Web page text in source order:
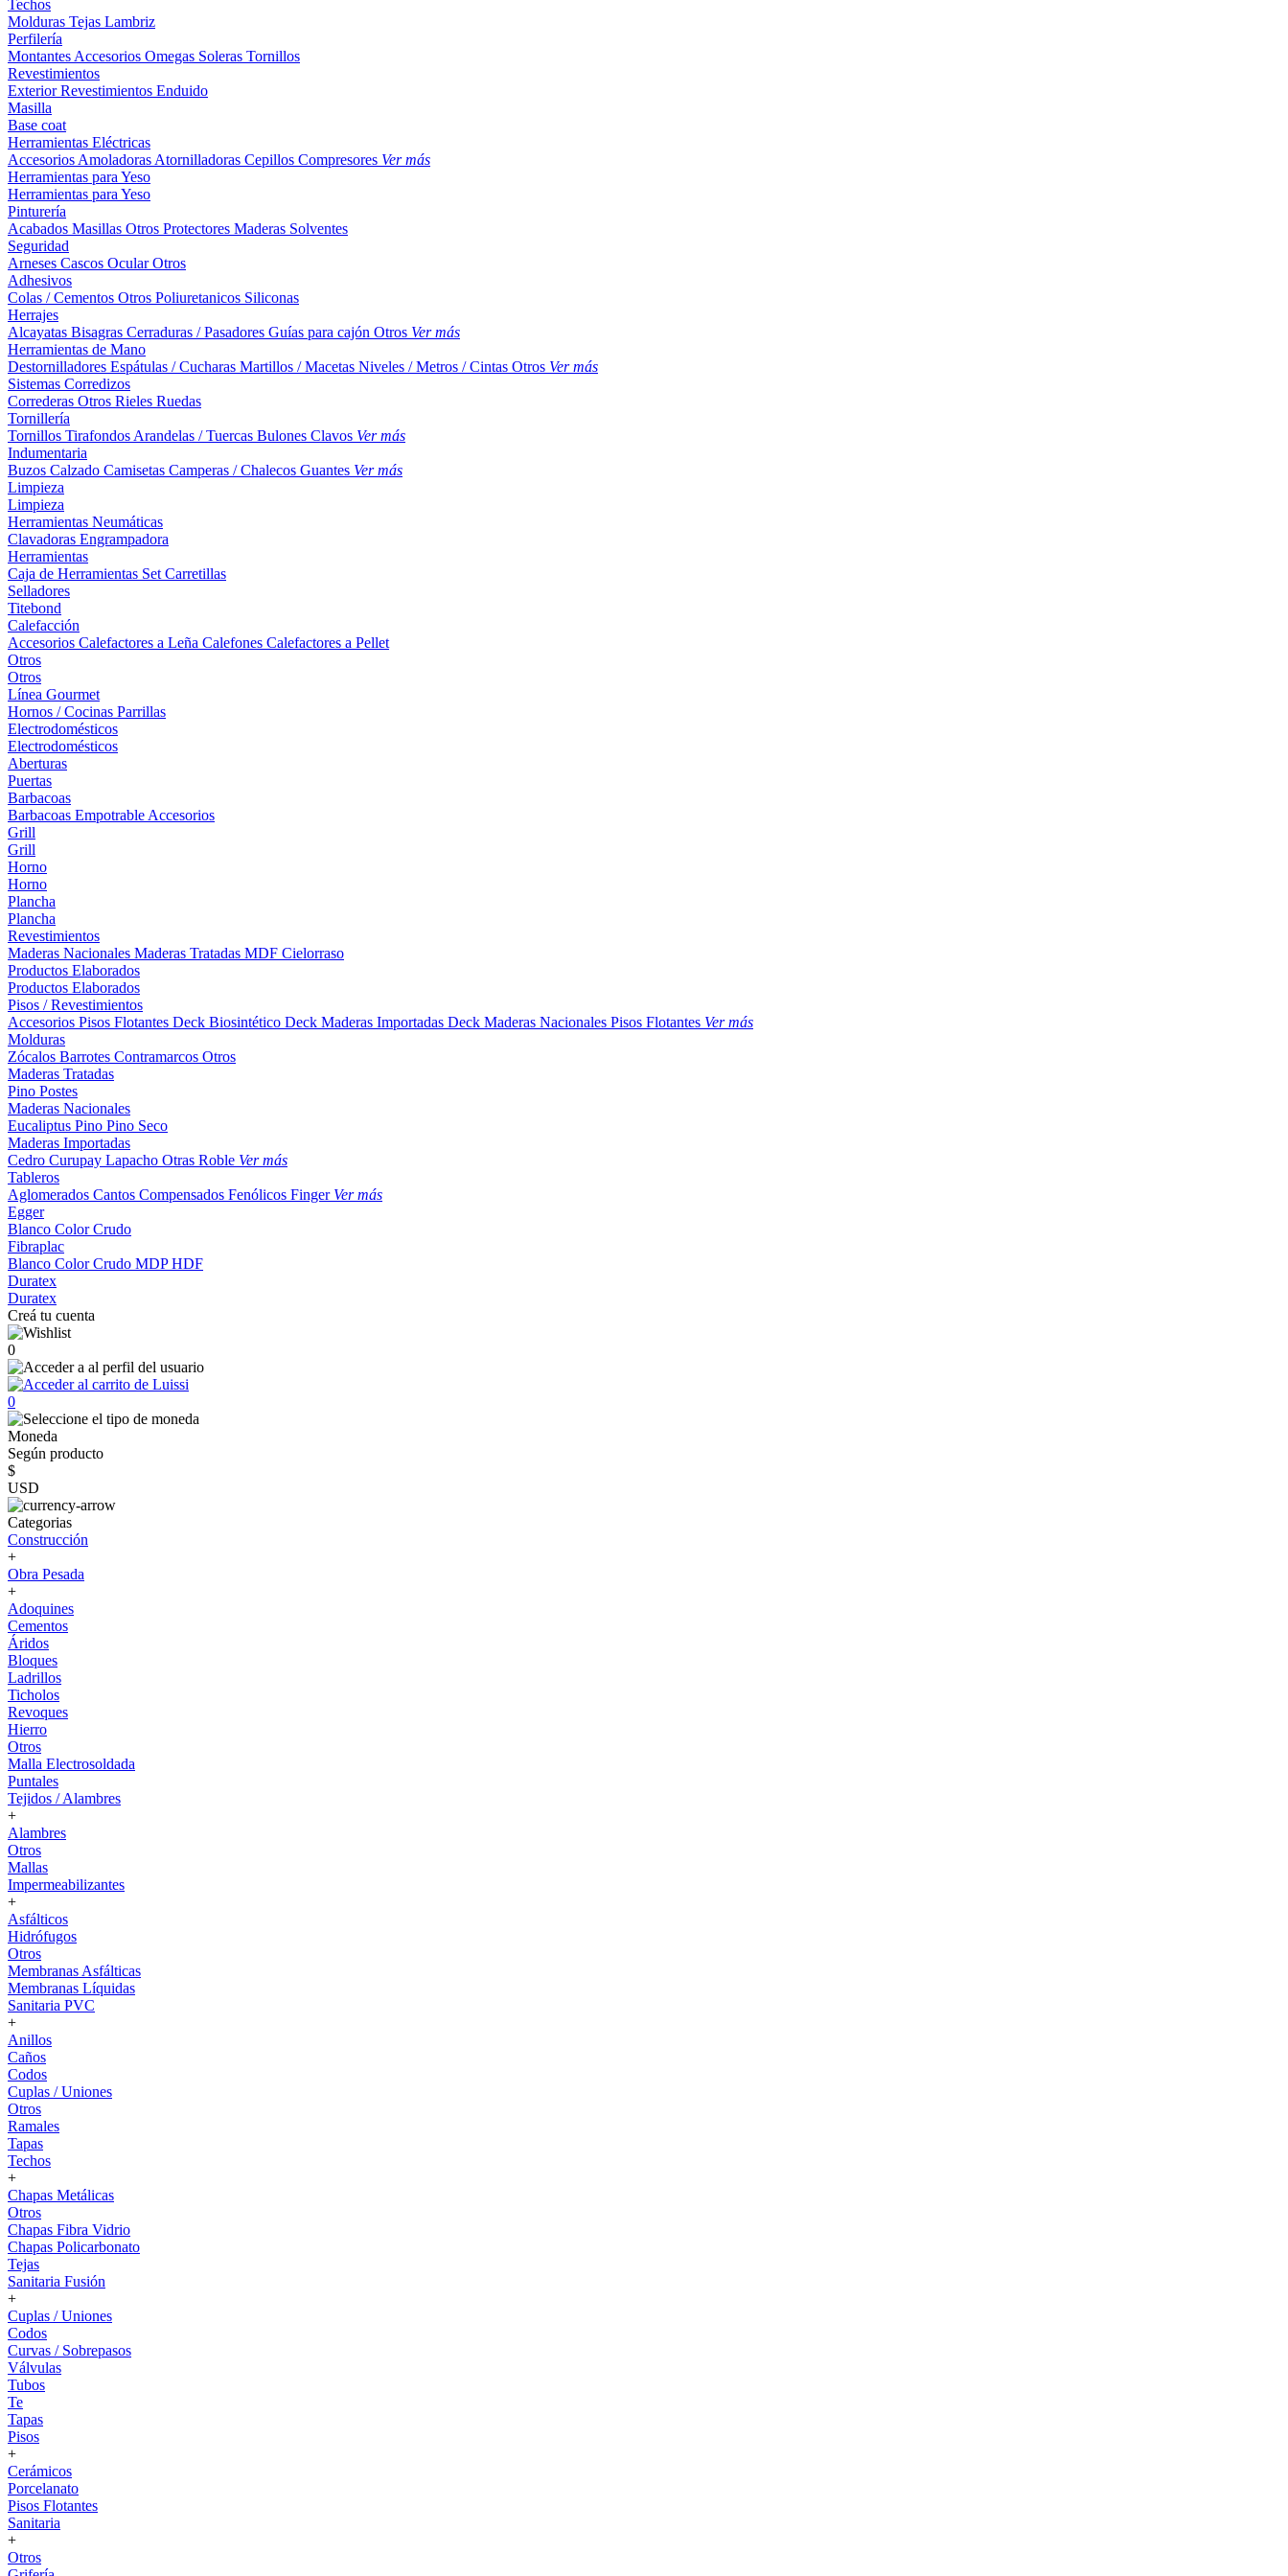
Techos
Molduras Tejas Lambriz
Perfilería
Montantes Accesorios Omegas Soleras Tornillos
Revestimientos
ExteriorRevestimientos Enduido
Masilla
Base coat
Herramientas Eléctricas
Accesorios Amoladoras Atornilladoras Cepillos Compresores Ver más
Herramientas para Yeso
Herramientas para Yeso
Pinturería
Acabados Masillas Otros Protectores Maderas Solventes
Seguridad
Arneses Cascos OcularOtros
Adhesivos
Colas / Cementos Otros Poliuretanicos Siliconas
Herrajes
Alcayatas Bisagras Cerraduras / Pasadores Guías para cajón Otros Ver más
Herramientas de Mano
Destornilladores Espátulas / Cucharas Martillos / Macetas Niveles / Metros / Cintas Otros Ver más
Sistemas Corredizos
Correderas Otros Rieles Ruedas
Tornillería
Tornillos Tirafondos Arandelas / Tuercas Bulones Clavos Ver más
Indumentaria
Buzos Calzado Camisetas Camperas / Chalecos Guantes Ver más
Limpieza
Limpieza
Herramientas Neumáticas
Clavadoras Engrampadora
Herramientas
Caja de Herramientas Set Carretillas
Selladores
Titebond
Calefacción
Accesorios Calefactores a Leña Calefones Calefactores a Pellet
Otros
Otros
Línea Gourmet
Hornos / Cocinas Parrillas
Electrodomésticos
Electrodomésticos
Aberturas
Puertas
Barbacoas
Barbacoas Empotrable Accesorios
Grill
Grill
Horno
Horno
Plancha
Plancha
Revestimientos
Maderas Nacionales Maderas Tratadas MDF Cielorraso
Productos Elaborados
Productos Elaborados
Pisos / Revestimientos
Accesorios Pisos Flotantes Deck Biosintético Deck Maderas Importadas Deck Maderas Nacionales Pisos Flotantes Ver más
Molduras
Zócalos Barrotes Contramarcos Otros
Maderas Tratadas
Pino Postes
Maderas Nacionales
Eucaliptus Pino Pino Seco
Maderas Importadas
Cedro Curupay Lapacho Otras Roble Ver más
Tableros
Aglomerados Cantos Compensados Fenólicos Finger Ver más
Egger
Blanco ColorCrudo
Fibraplac
Blanco ColorCrudo MDPHDF
Duratex
Duratex
Creá tu cuenta
0
0
Moneda
Según producto
$
USD
Categorias
Construcción
+
Obra Pesada
+
Adoquines
Cementos
Áridos
Bloques
Ladrillos
Ticholos
Revoques
Hierro
Otros
Malla Electrosoldada
Puntales
Tejidos / Alambres
+
Alambres
Otros
Mallas
Impermeabilizantes
+
Asfálticos
Hidrófugos
Otros
Membranas Asfálticas
Membranas Líquidas
Sanitaria PVC
+
Anillos
Caños
Codos
Cuplas / Uniones
Otros
Ramales
Tapas
Techos
+
Chapas Metálicas
Otros
Chapas Fibra Vidrio
Chapas Policarbonato
Tejas
Sanitaria Fusión
+
Cuplas / Uniones
Codos
Curvas / Sobrepasos
Válvulas
Tubos
Te
Tapas
Pisos
+
Cerámicos
Porcelanato
Pisos Flotantes
Sanitaria
+
Otros